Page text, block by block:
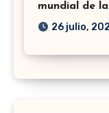
mundial de
26 julio,